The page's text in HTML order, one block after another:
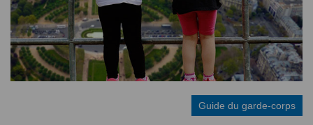
Guide du garde-corps